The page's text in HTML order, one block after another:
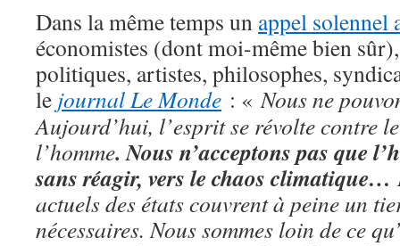
Dans la même temps un appel solennel
économistes (dont moi-même bien
politiques, artistes, philosophes,
le journal Le Monde : «Nous ne
Aujourd’hui, l’esprit se révolte contre
l’homme. Nous n’acceptons pas que
sans réagir, vers le chaos climatique…
actuels des états couvrent à peine un
nécessaires. Nous sommes loin de ce